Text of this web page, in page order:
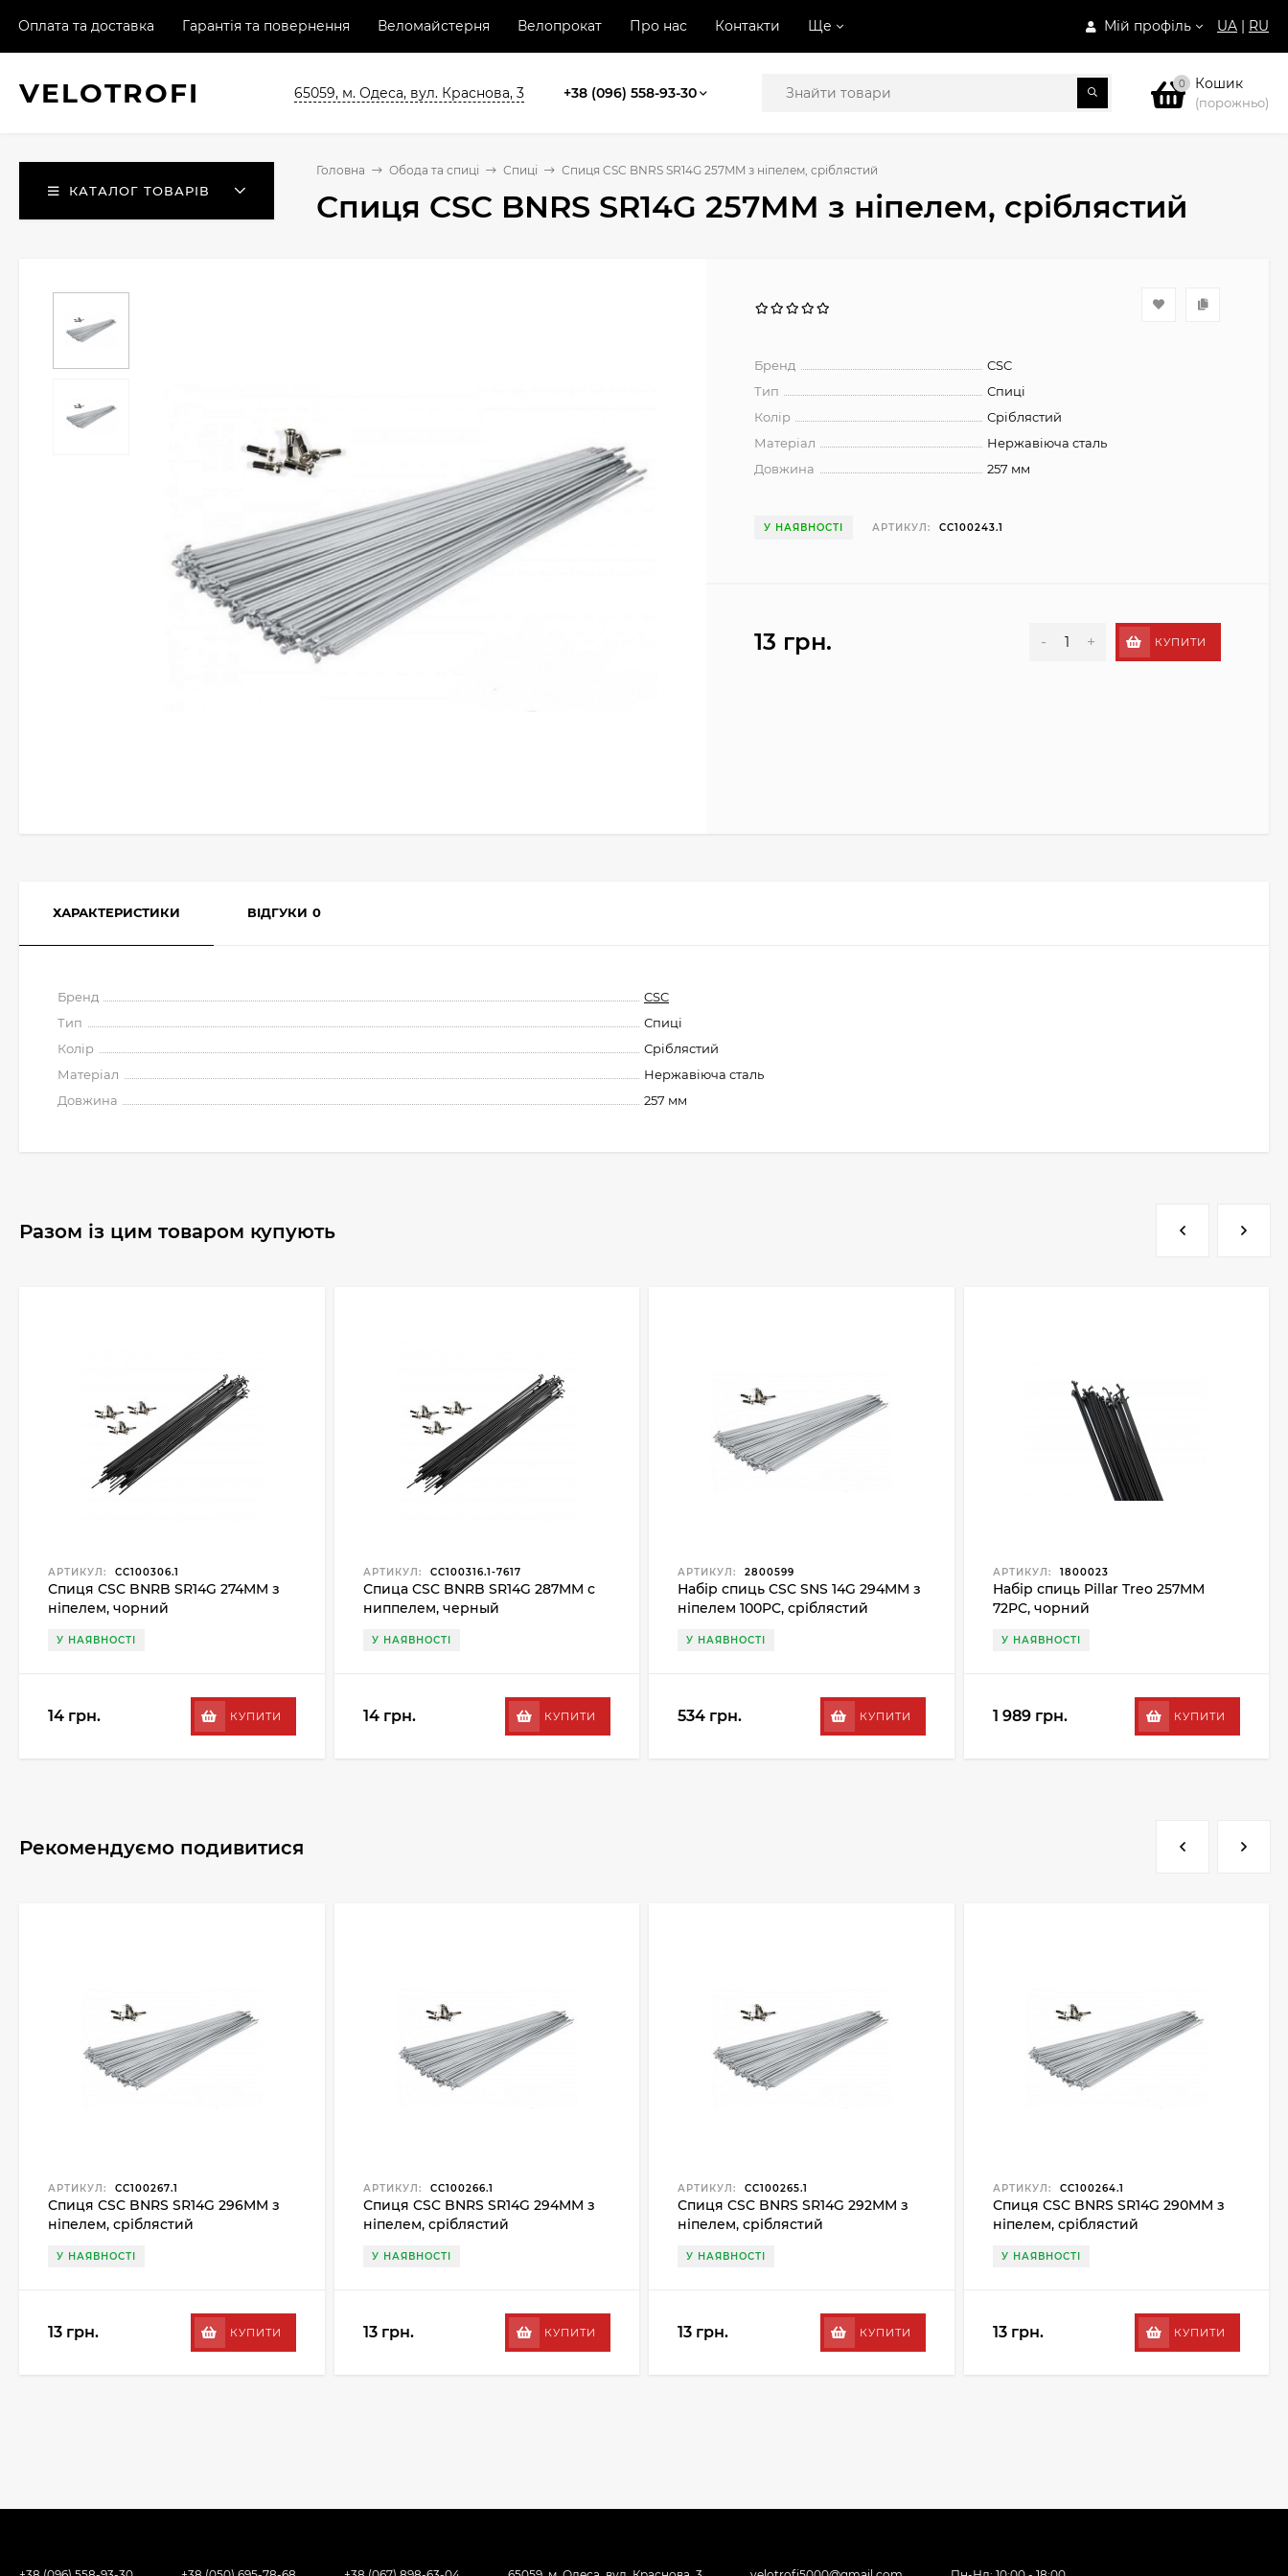
Мій профіль UA | RU
Оплата та доставка Гарантія та повернення Веломайстерня Велопрокат Про нас Контакти Ще
VELOTROFI 65059, м. Одеса, вул. Краснова, 3 +38 (096) 558-93-30 0 Кошик
(порожньо)
КАТАЛОГ ТОВАРІВ
Головна Обода та спиці Спиці Спиця CSC BNRS SR14G 257MM з ніпелем, сріблястий
Спиця CSC BNRS SR14G 257MM з ніпелем, сріблястий
Бренд
CSC
Тип
Спиці
Колір
Сріблястий
Матеріал
Нержавіюча сталь
Довжина
257 мм
У НАЯВНОСТІ АРТИКУЛ: CC100243.1
13 грн. - + КУПИТИ
ХАРАКТЕРИСТИКИ ВІДГУКИ 0
Бренд
CSC
Тип
Спиці
Колір
Сріблястий
Матеріал
Нержавіюча сталь
Довжина
257 мм
Разом із цим товаром купують
АРТИКУЛ: CC100306.1
Спиця CSC BNRB SR14G 274MM з
ніпелем, чорний
У НАЯВНОСТІ
14 грн. КУПИТИ
АРТИКУЛ: CC100316.1-7617
Спица CSC BNRB SR14G 287MM с
ниппелем, черный
У НАЯВНОСТІ
14 грн. КУПИТИ
АРТИКУЛ: 2800599
Набір спиць CSC SNS 14G 294MM з
ніпелем 100PC, сріблястий
У НАЯВНОСТІ
534 грн. КУПИТИ
АРТИКУЛ: 1800023
Набір спиць Pillar Treo 257MM
72PC, чорний
У НАЯВНОСТІ
1 989 грн. КУПИТИ
Рекомендуємо подивитися
АРТИКУЛ: CC100267.1
Спиця CSC BNRS SR14G 296MM з
ніпелем, сріблястий
У НАЯВНОСТІ
13 грн. КУПИТИ
АРТИКУЛ: CC100266.1
Спиця CSC BNRS SR14G 294MM з
ніпелем, сріблястий
У НАЯВНОСТІ
13 грн. КУПИТИ
АРТИКУЛ: CC100265.1
Спиця CSC BNRS SR14G 292MM з
ніпелем, сріблястий
У НАЯВНОСТІ
13 грн. КУПИТИ
АРТИКУЛ: CC100264.1
Спиця CSC BNRS SR14G 290MM з
ніпелем, сріблястий
У НАЯВНОСТІ
13 грн. КУПИТИ